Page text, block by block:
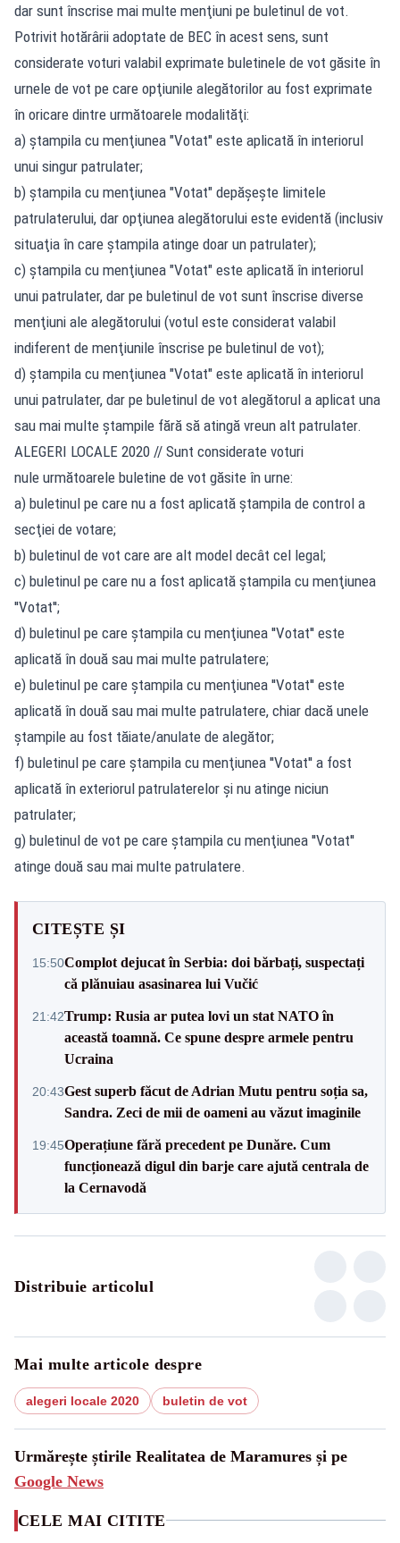
dar sunt înscrise mai multe menţiuni pe buletinul de vot.
Potrivit hotărârii adoptate de BEC în acest sens, sunt
considerate voturi valabil exprimate buletinele de vot găsite în
urnele de vot pe care opţiunile alegătorilor au fost exprimate
în oricare dintre următoarele modalităţi:
a) ştampila cu menţiunea "Votat" este aplicată în interiorul
unui singur patrulater;
b) ştampila cu menţiunea "Votat" depăşeşte limitele
patrulaterului, dar opţiunea alegătorului este evidentă (inclusiv
situaţia în care ştampila atinge doar un patrulater);
c) ştampila cu menţiunea "Votat" este aplicată în interiorul
unui patrulater, dar pe buletinul de vot sunt înscrise diverse
menţiuni ale alegătorului (votul este considerat valabil
indiferent de menţiunile înscrise pe buletinul de vot);
d) ştampila cu menţiunea "Votat" este aplicată în interiorul
unui patrulater, dar pe buletinul de vot alegătorul a aplicat una
sau mai multe ştampile fără să atingă vreun alt patrulater.
ALEGERI LOCALE 2020 // Sunt considerate voturi
nule următoarele buletine de vot găsite în urne:
a) buletinul pe care nu a fost aplicată ştampila de control a
secţiei de votare;
b) buletinul de vot care are alt model decât cel legal;
c) buletinul pe care nu a fost aplicată ştampila cu menţiunea
''Votat'';
d) buletinul pe care ştampila cu menţiunea ''Votat'' este
aplicată în două sau mai multe patrulatere;
e) buletinul pe care ştampila cu menţiunea ''Votat'' este
aplicată în două sau mai multe patrulatere, chiar dacă unele
ştampile au fost tăiate/anulate de alegător;
f) buletinul pe care ştampila cu menţiunea ''Votat'' a fost
aplicată în exteriorul patrulaterelor şi nu atinge niciun
patrulater;
g) buletinul de vot pe care ştampila cu menţiunea ''Votat''
atinge două sau mai multe patrulatere.
CITEȘTE ȘI
15:50Complot dejucat în Serbia: doi bărbați, suspectați
că plănuiau asasinarea lui Vučić
21:42Trump: Rusia ar putea lovi un stat NATO în
această toamnă. Ce spune despre armele pentru
Ucraina
20:43Gest superb făcut de Adrian Mutu pentru soția sa,
Sandra. Zeci de mii de oameni au văzut imaginile
19:45Operațiune fără precedent pe Dunăre. Cum
funcționează digul din barje care ajută centrala de
la Cernavodă
Distribuie articolul
Mai multe articole despre
alegeri locale 2020 buletin de vot
Urmărește știrile Realitatea de Maramures și pe
Google News
CELE MAI CITITE